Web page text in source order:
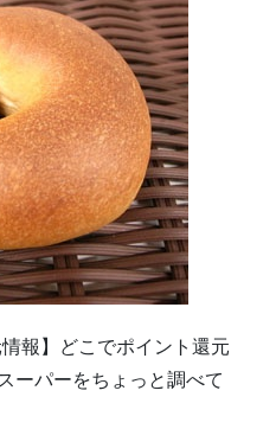
報】どこでポイント還元
ーパーをちょっと調べて